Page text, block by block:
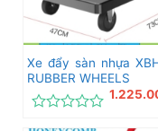
Xe đẩy sàn nhựa
RUBBER WHEELS